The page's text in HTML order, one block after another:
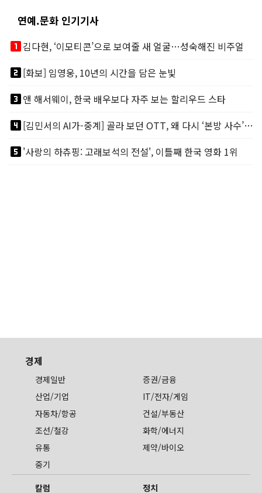
연예.문화 인기기사
looks_one김다현, ‘이모티콘’으로 보여줄 새 얼굴…성숙해진 비주얼
looks_two[화보] 임영웅, 10년의 시간을 담은 눈빛
looks_3앤 해서웨이, 한국 배우보다 자주 보는 할리우드 스타
looks_4
[김민서의 AI가-중계] 골라 보던 OTT, 왜 다시 ‘본방 사수’를 부르나
looks_5'사랑의 하츄핑: 고래보석의 전설', 이틀째 한국 영화 1위
경제
경제일반
증권/금융
산업/기업
IT/전자/게임
자동차/항공
건설/부동산
조선/철강
화학/에너지
유통
제약/바이오
중기
칼럼
정치